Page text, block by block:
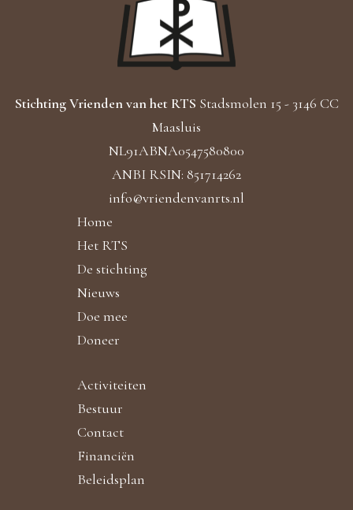
Stichting Vrienden van het RTS Stadsmolen 15 - 3146 CC
Maasluis
NL91ABNA0547580800
ANBI RSIN: 851714262
info@vriendenvanrts.nl
Home
Het RTS
De stichting
Nieuws
Doe mee
Doneer
Activiteiten
Bestuur
Contact
Financiën
Beleidsplan